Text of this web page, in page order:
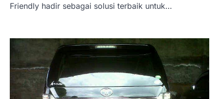
Friendly hadir sebagai solusi terbaik untuk…